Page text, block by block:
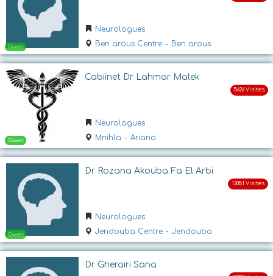
Ouvert
Ouvert
Neurologues
Ben arous Centre - Ben arous
Cabiinet Dr Lahmar Malek
Neurologues
Mnihla - Ariana
Dr Rozana Akouba Fa El Arbi
Neurologues
Jendouba Centre - Jendouba
Dr Gherairi Sana